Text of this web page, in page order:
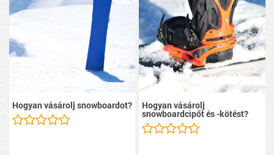
Hogyan vásárolj snowboardot? Hogyan vásárolj
snowboardcipőt és -kötést?